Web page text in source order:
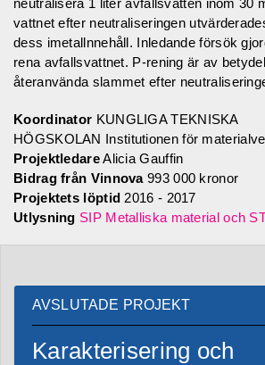
neutralisera 1 liter avfallsvatten inom 30
vattnet efter neutraliseringen
dess imetallnnehåll. Inledande försök
rena avfallsvattnet. P-rening är av
återanvända slammet efter
Koordinator KUNGLIGA TEKNISKA
HÖGSKOLAN Institutionen för
ProjektledareAlicia Gauffin
Bidrag från Vinnova993 000 kronor
Projektets löptid 2016 - 2017
Utlysning SIP Metalliska material och
AVSLUTADE PROJEKT
Karakterisering och